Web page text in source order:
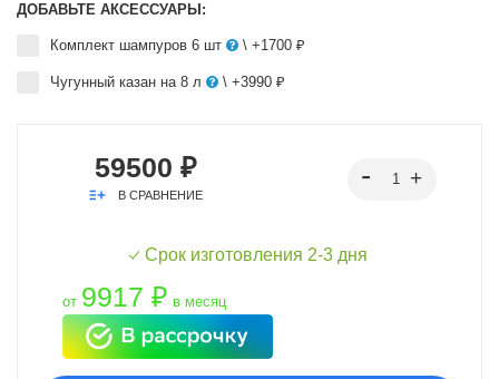
ДОБАВЬТЕ АКСЕССУАРЫ:
Комплект шампуров 6 шт \ +1700 ₽
Чугунный казан на 8 л \ +3990 ₽
59500 ₽
В СРАВНЕНИЕ
Срок изготовления 2-3 дня
от 9917 ₽ в месяц